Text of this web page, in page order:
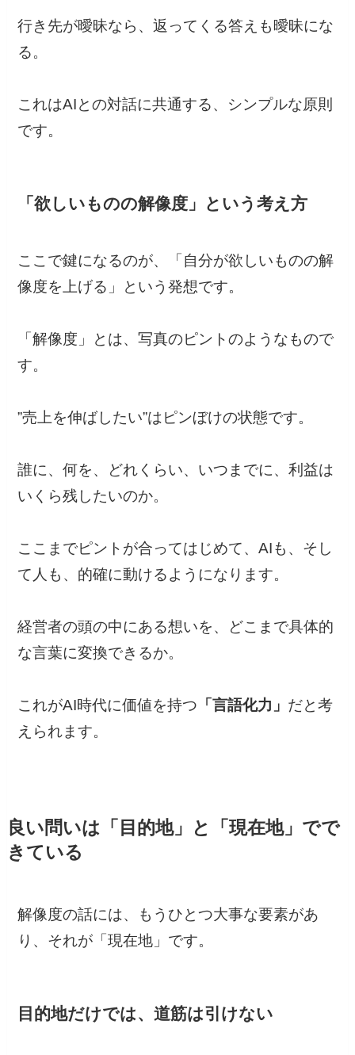
行き先が曖昧なら、返ってくる答えも曖昧にな
る。
これはAIとの対話に共通する、シンプルな原則
です。
「欲しいものの解像度」という考え方
ここで鍵になるのが、「自分が欲しいものの解
像度を上げる」という発想です。
「解像度」とは、写真のピントのようなもので
す。
”売上を伸ばしたい”はピンぼけの状態です。
誰に、何を、どれくらい、いつまでに、利益は
いくら残したいのか。
ここまでピントが合ってはじめて、AIも、そし
て人も、的確に動けるようになります。
経営者の頭の中にある想いを、どこまで具体的
な言葉に変換できるか。
これがAI時代に価値を持つ 「言語化力」 だと考
えられます。
良い問いは「目的地」と「現在地」でで
きている
解像度の話には、もうひとつ大事な要素があ
り、それが「現在地」です。
目的地だけでは、道筋は引けない